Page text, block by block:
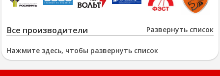
Развернуть список
Все производители
Нажмите здесь, чтобы развернуть список